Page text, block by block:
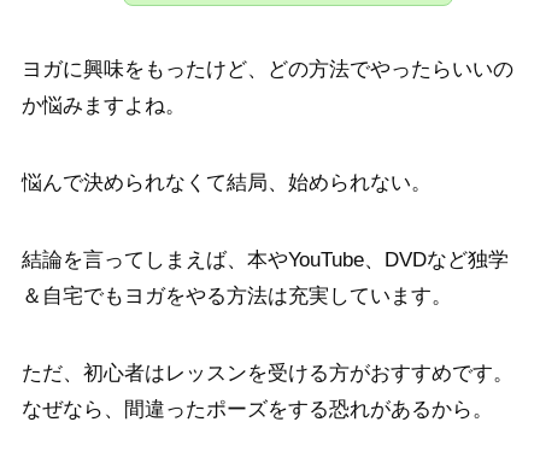
ヨガに興味をもったけど、どの方法でやったらいいの
か悩みますよね。
悩んで決められなくて結局、始められない。
結論を言ってしまえば、本やYouTube、DVDなど独学
＆自宅でもヨガをやる方法は充実しています。
ただ、 初心者はレッスンを受ける方がおすすめです。
なぜなら、間違ったポーズをする恐れがあるから。